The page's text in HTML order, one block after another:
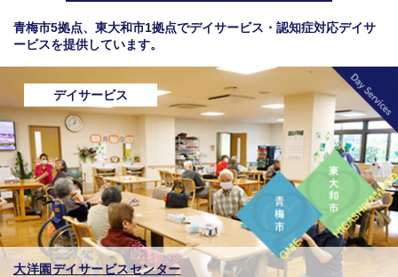
青梅市5拠点、東大和市1拠点でデイサービス・認知症対応デイサ
ービスを提供しています。
デイサービス
大洋園デイサービスセンター